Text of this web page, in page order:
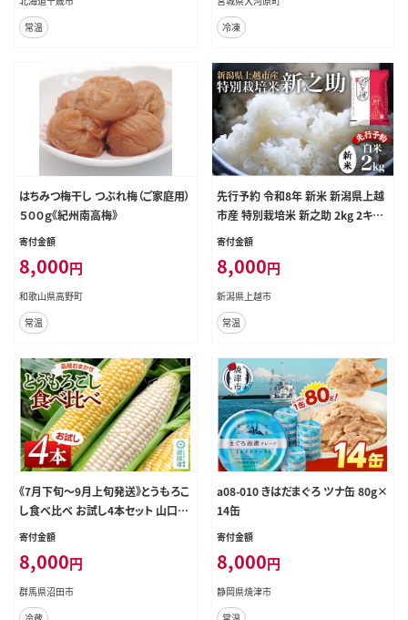
常温
三十六景地域の逸品
冷凍
はちみつ梅干し つぶれ梅（ご家庭用）
５００ｇ《紀州南高梅》
寄付金額
8,000円
和歌山県高野町
常温
先行予約 令和8年 新米 新潟県上越
市産 特別栽培米 新之助 2kg 2キロ
お米 コメ ふぁーむ大地
寄付金額
8,000円
新潟県上越市
常温
《7月下旬～9月上旬発送》とうもろこ
し食べ比べ お試し4本セット 山口い
ちご園
寄付金額
8,000円
群馬県沼田市
a08-010 きはだまぐろ ツナ缶 80g×
14缶
寄付金額
8,000円
静岡県焼津市